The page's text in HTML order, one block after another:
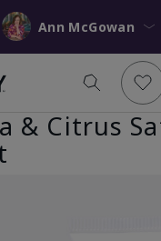
Ann McGowan
& Citrus